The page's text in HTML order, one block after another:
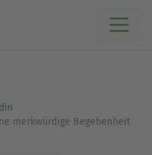
merkwürdige Begebenheit